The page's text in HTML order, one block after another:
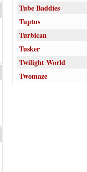
Tube Baddies
Tuptus
Turbican
Tusker
Twilight World
Twomaze